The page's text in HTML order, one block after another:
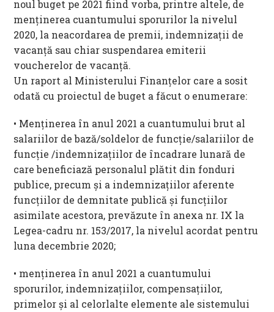
noul buget pe 2021 fiind vorba, printre altele, de
menținerea cuantumului sporurilor la nivelul
2020, la neacordarea de premii, indemnizații de
vacanță sau chiar suspendarea emiterii
voucherelor de vacanță.
Un raport al Ministerului Finanțelor care a sosit
odată cu proiectul de buget a făcut o enumerare:
• Menținerea în anul 2021 a cuantumului brut al
salariilor de bază/soldelor de funcţie/salariilor de
funcţie /indemnizaţiilor de încadrare lunară de
care beneficiază personalul plătit din fonduri
publice, precum și a indemnizațiilor aferente
funcțiilor de demnitate publică și funcțiilor
asimilate acestora, prevăzute în anexa nr. IX la
Legea-cadru nr. 153/2017, la nivelul acordat pentru
luna decembrie 2020;
• menținerea în anul 2021 a cuantumului
sporurilor, indemnizaţiilor, compensaţiilor,
primelor şi al celorlalte elemente ale sistemului